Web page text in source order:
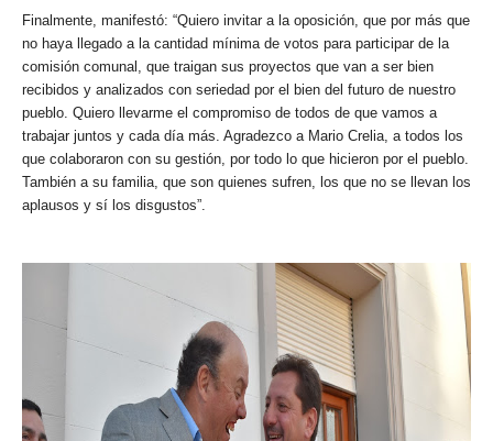
Finalmente, manifestó: “Quiero invitar a la oposición, que por más que
no haya llegado a la cantidad mínima de votos para participar de la
comisión comunal, que traigan sus proyectos que van a ser bien
recibidos y analizados con seriedad por el bien del futuro de nuestro
pueblo. Quiero llevarme el compromiso de todos de que vamos a
trabajar juntos y cada día más. Agradezco a Mario Crelia, a todos los
que colaboraron con su gestión, por todo lo que hicieron por el pueblo.
También a su familia, que son quienes sufren, los que no se llevan los
aplausos y sí los disgustos”.